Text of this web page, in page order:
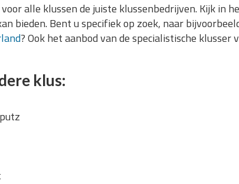
alle klussen de juiste klussenbedrijven. Kijk in
bieden. Bent u specifiek op zoek, naar
? Ook het aanbod van de specialistische
klus: